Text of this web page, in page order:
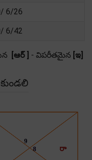
6/26
6/42
[ఆర్ ] - విపరీతమైన [ఇ]